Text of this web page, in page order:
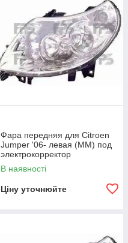
Фара передняя для Citroen
Jumper '06- левая (MM) под
электрокорректор
В наявності
Ціну уточнюйте